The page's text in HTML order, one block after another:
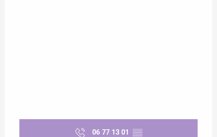
06 77 13 01 ▒▒